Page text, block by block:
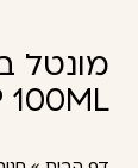
100ML